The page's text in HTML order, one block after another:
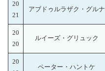
20
21
アブドゥルラザク・グルナ
20
20
ルイーズ・グリュック
20
ペーター・ハントケ